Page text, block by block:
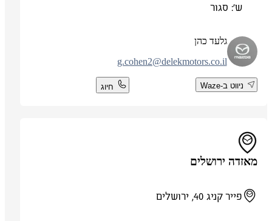
ש': סגור
גלעד כהן
g.cohen2@delekmotors.co.il
ניווט ב-Waze חיוג
מאזדה ירושלים
פייר קניג 40, ירושלים